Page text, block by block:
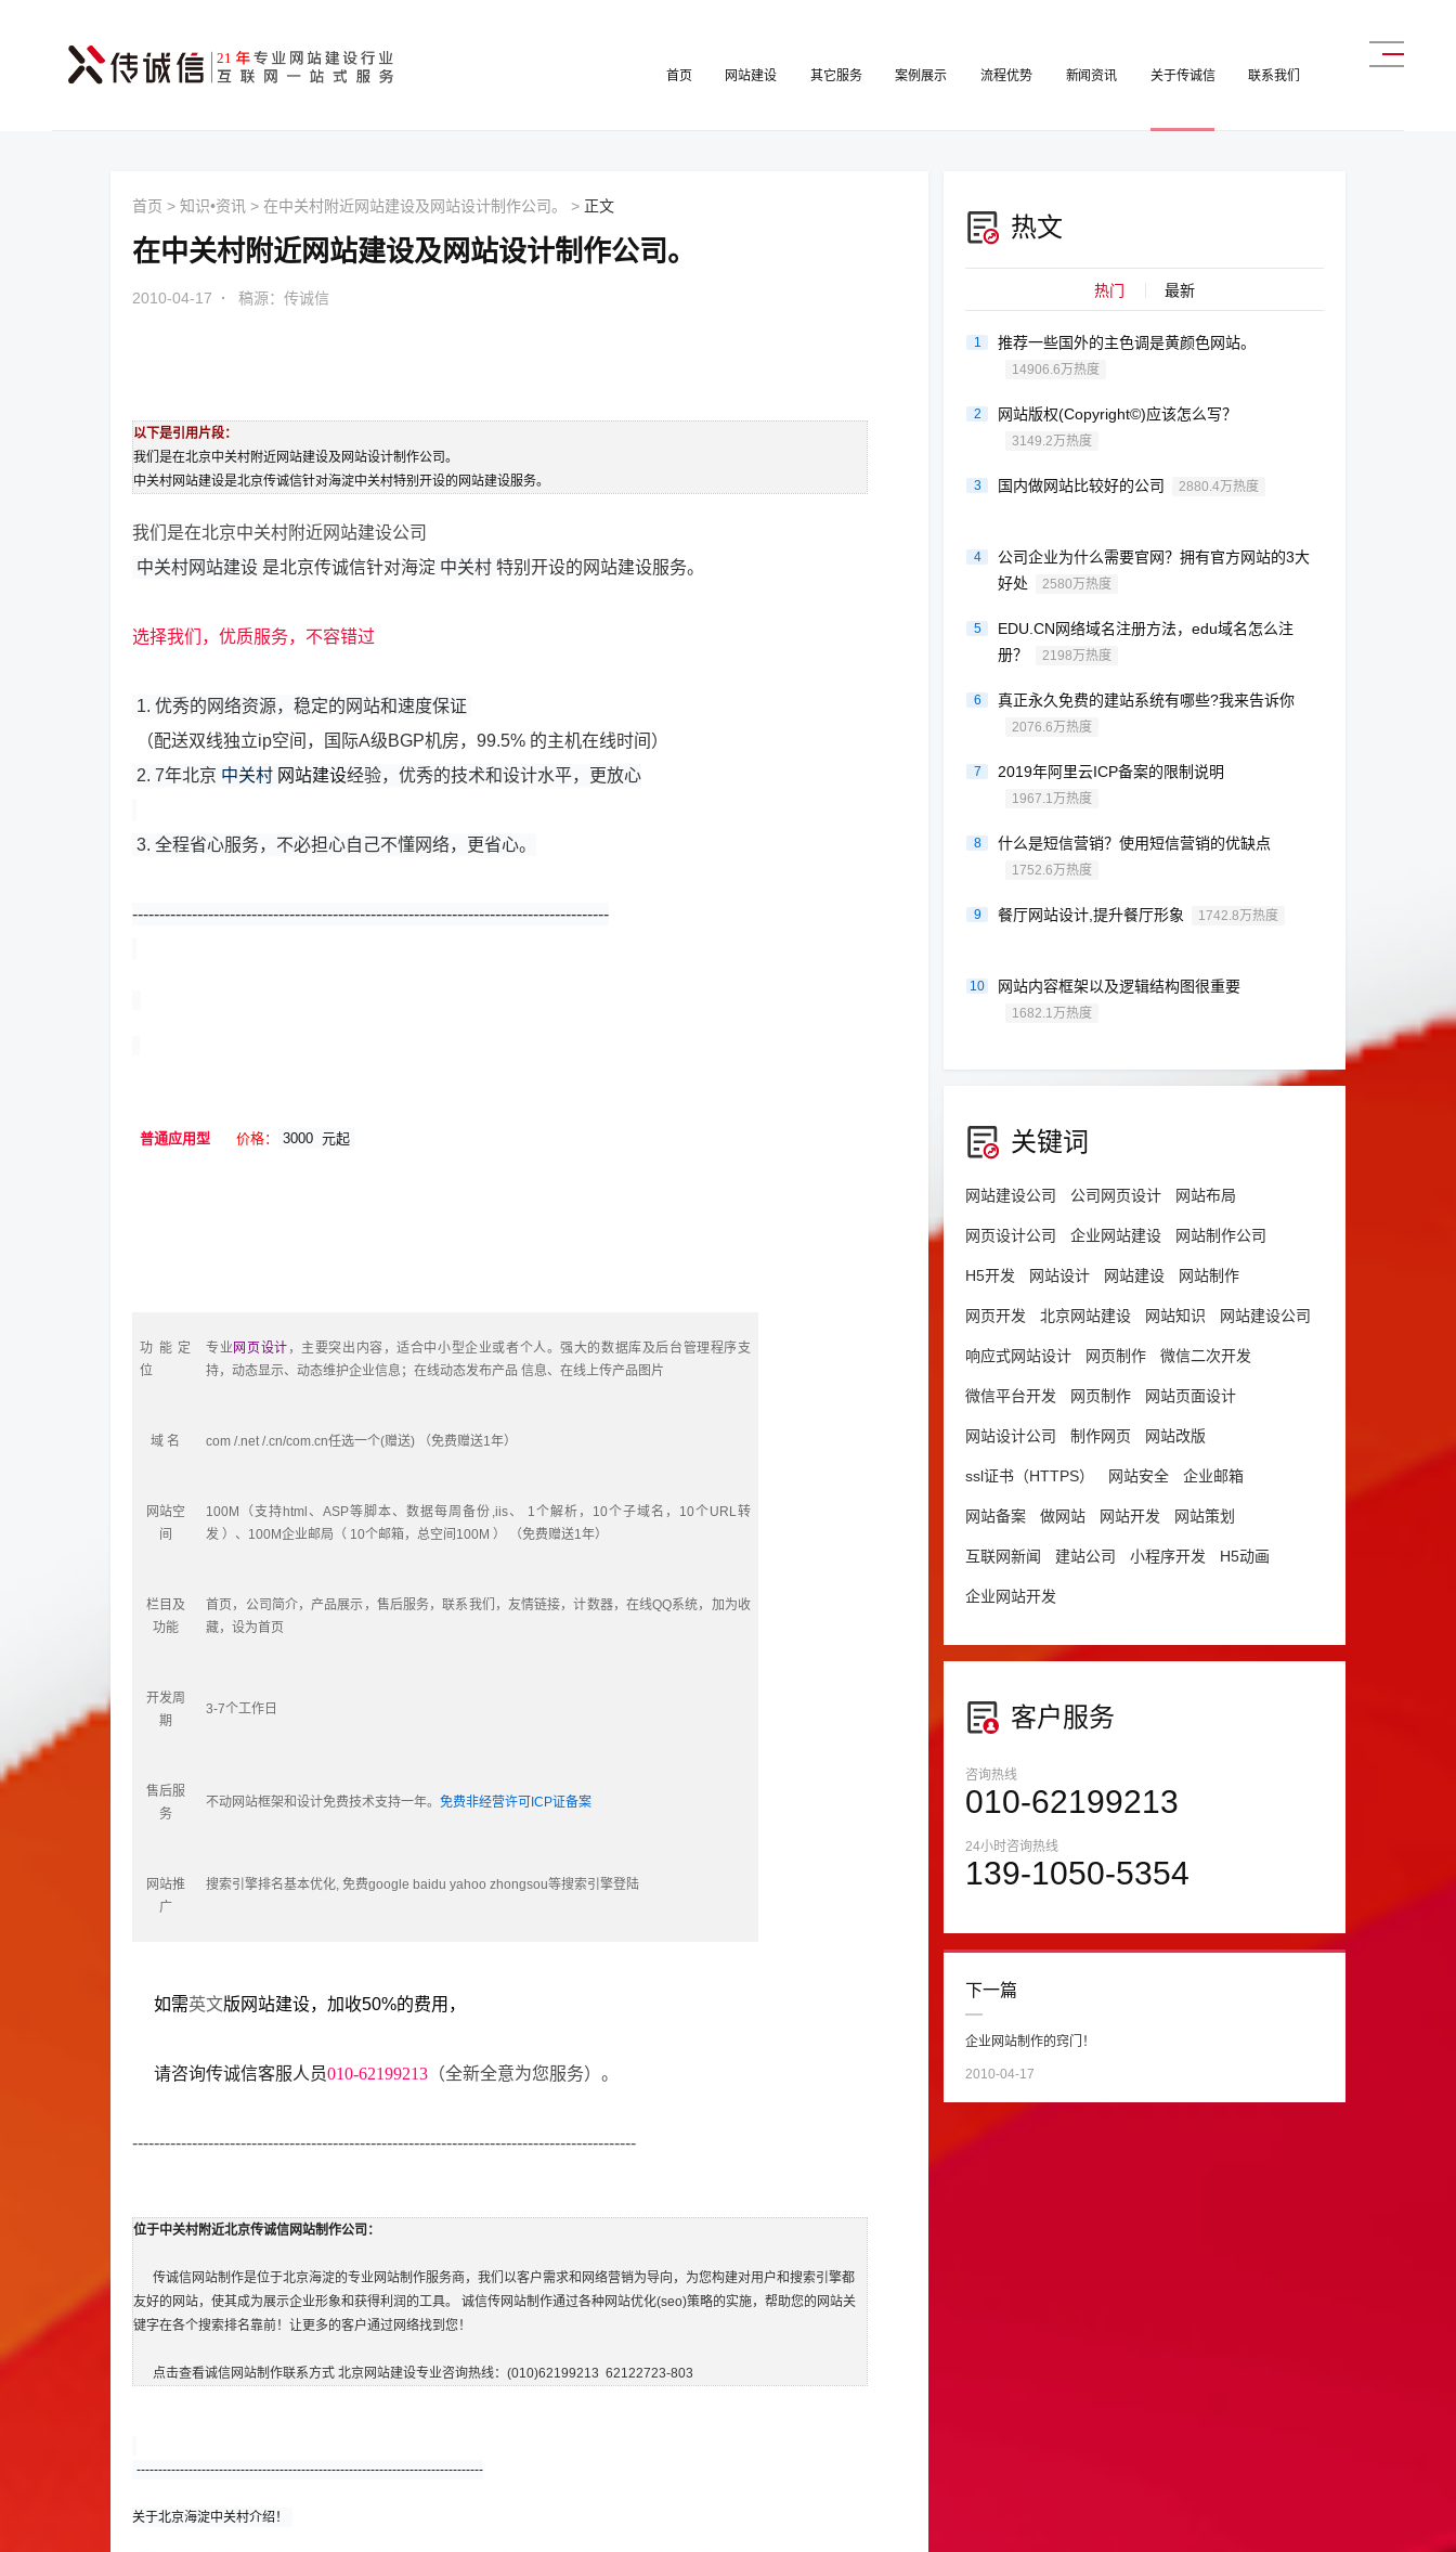
首页 网站建设 其它服务 案例展示 流程优势 新闻资讯 关于传诚信 联系我们
首页 > 知识•资讯 > 在中关村附近网站建设及网站设计制作公司。 > 正文
在中关村附近网站建设及网站设计制作公司。
2010-04-17 · 稿源：传诚信
以下是引用片段：
我们是在北京中关村附近网站建设及网站设计制作公司。
中关村网站建设是北京传诚信针对海淀中关村特别开设的网站建设服务。
我们是在北京中关村附近网站建设公司
中关村网站建设 是北京传诚信针对海淀 中关村 特别开设的网站建设服务。
选择我们，优质服务，不容错过
1. 优秀的网络资源，稳定的网站和速度保证
（配送双线独立ip空间，国际A级BGP机房，99.5% 的主机在线时间）
2. 7年北京 中关村 网站建设经验，优秀的技术和设计水平，更放心
3. 全程省心服务，不必担心自己不懂网络，更省心。
----------------------------------------------------------------------------------------
普通应用型 价格： 3000 元起
功能定
位
专业网页设计 ，主要突出内容，适合中小型企业或者个人。强大的数据库及后台管理程序支
持，动态显示、动态维护企业信息；在线动态发布产品 信息、在线上传产品图片
域 名 com /.net /.cn/com.cn任选一个(赠送) （免费赠送1年）
网站空
间
100M （支持 html 、ASP等脚本、数据每周备份 ,iis、 1个解析， 10个子域名， 10个URL转
发 ）、 100M企业邮局（ 10个邮箱，总空间 100M ） （免费赠送1年）
栏目及
功能
首页，公司简介，产品展示，售后服务，联系我们，友情链接，计数器，在线QQ系统，加为收
藏，设为首页
开发周
期
3-7个工作日
售后服
务
不动网站框架和设计免费技术支持一年。免费非经营许可 ICP证备案
网站推
广
搜索引擎排名基本优化, 免费google baidu yahoo zhongsou等搜索引擎登陆
如需英文版 网站建设，加收50%的费用，
请咨询传诚信客服人员010-62199213 （全新全意为您服务）。
---------------------------------------------------------------------------------------------
位于中关村附近北京传诚信网站制作公司：
传诚信网站制作是位于北京海淀的专业网站制作服务商，我们以客户需求和网络营销为导向，为您构建对用户和搜索引擎都
友好的网站，使其成为展示企业形象和获得利润的工具。 诚信传网站制作通过各种网站优化(seo)策略的实施，帮助您的网站关
键字在各个搜索排名靠前！让更多的客户通过网络找到您！
点击查看诚信网站制作联系方式 北京网站建设专业咨询热线：(010)62199213  62122723-803
--------------------------------------------------------------------------------
关于北京海淀中关村介绍！
热文
热门 最新
1 推荐一些国外的主色调是黄颜色网站。
14906.6万热度
2 网站版权(Copyright©)应该怎么写？
3149.2万热度
3 国内做网站比较好的公司 2880.4万热度
4
公司企业为什么需要官网？拥有官方网站的3大
好处
2580万热度
5
EDU.CN网络域名注册方法，edu域名怎么注
册？
2198万热度
6 真正永久免费的建站系统有哪些?我来告诉你
2076.6万热度
7 2019年阿里云ICP备案的限制说明
1967.1万热度
8 什么是短信营销？使用短信营销的优缺点
1752.6万热度
9 餐厅网站设计,提升餐厅形象 1742.8万热度
10 网站内容框架以及逻辑结构图很重要
1682.1万热度
关键词
网站建设公司 公司网页设计 网站布局
网页设计公司 企业网站建设 网站制作公司
H5开发 网站设计 网站建设 网站制作
网页开发 北京网站建设 网站知识 网站建设公司
响应式网站设计 网页制作 微信二次开发
微信平台开发 网页制作 网站页面设计
网站设计公司 制作网页 网站改版
ssl证书（HTTPS） 网站安全 企业邮箱
网站备案 做网站 网站开发 网站策划
互联网新闻 建站公司 小程序开发 H5动画
企业网站开发
客户服务
咨询热线
010-62199213
24小时咨询热线
139-1050-5354
下一篇
企业网站制作的窍门！
2010-04-17